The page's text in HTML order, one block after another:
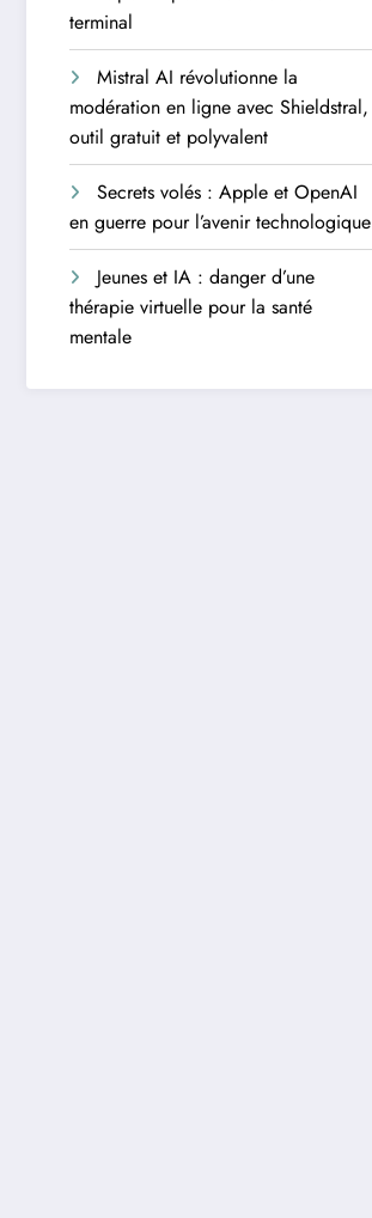
terminal
Mistral AI révolutionne la
modération en ligne avec Shieldstral,
outil gratuit et polyvalent
Secrets volés : Apple et OpenAI
en guerre pour l’avenir technologique
Jeunes et IA : danger d’une
thérapie virtuelle pour la santé
mentale